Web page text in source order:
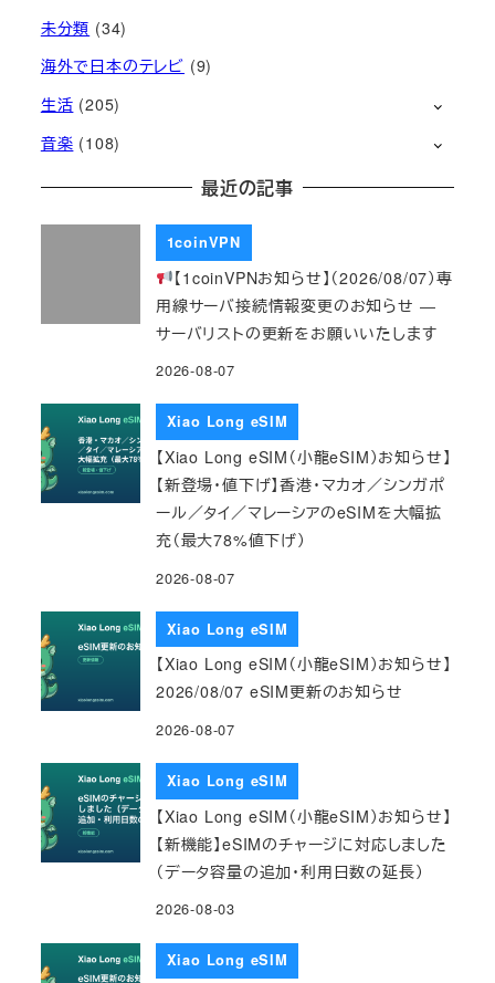
未分類 (34)
海外で日本のテレビ (9)
生活 (205)
音楽 (108)
最近の記事
1coinVPN
【1coinVPNお知らせ】（2026/08/07）専
用線サーバ接続情報変更のお知らせ ―
サーバリストの更新をお願いいたします
2026-08-07
Xiao Long eSIM
【Xiao Long eSIM（小龍eSIM）お知らせ】
【新登場・値下げ】香港・マカオ／シンガポ
ール／タイ／マレーシアのeSIMを大幅拡
充（最大78%値下げ）
2026-08-07
Xiao Long eSIM
【Xiao Long eSIM（小龍eSIM）お知らせ】
2026/08/07 eSIM更新のお知らせ
2026-08-07
Xiao Long eSIM
【Xiao Long eSIM（小龍eSIM）お知らせ】
【新機能】eSIMのチャージに対応しました
（データ容量の追加・利用日数の延長）
2026-08-03
Xiao Long eSIM